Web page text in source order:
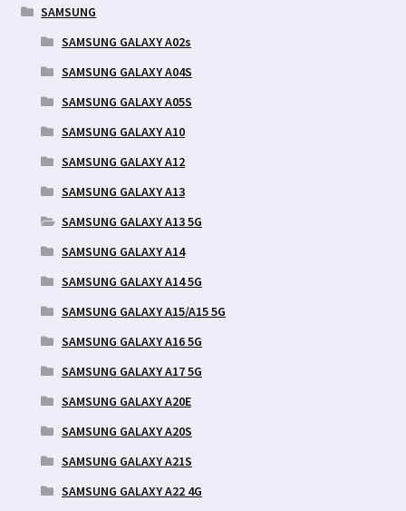
SAMSUNG
SAMSUNG GALAXY A02s
SAMSUNG GALAXY A04S
SAMSUNG GALAXY A05S
SAMSUNG GALAXY A10
SAMSUNG GALAXY A12
SAMSUNG GALAXY A13
SAMSUNG GALAXY A13 5G
SAMSUNG GALAXY A14
SAMSUNG GALAXY A14 5G
SAMSUNG GALAXY A15/A15 5G
SAMSUNG GALAXY A16 5G
SAMSUNG GALAXY A17 5G
SAMSUNG GALAXY A20E
SAMSUNG GALAXY A20S
SAMSUNG GALAXY A21S
SAMSUNG GALAXY A22 4G